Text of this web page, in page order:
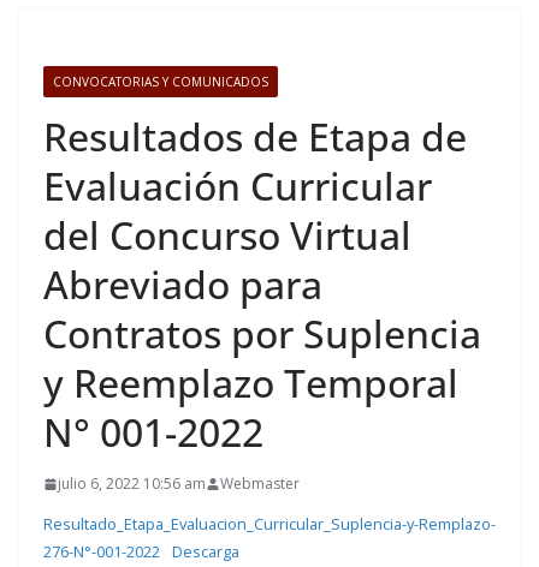
CONVOCATORIAS Y COMUNICADOS
Resultados de Etapa de
Evaluación Curricular
del Concurso Virtual
Abreviado para
Contratos por Suplencia
y Reemplazo Temporal
N° 001-2022
julio 6, 2022 10:56 am Webmaster
Resultado_Etapa_Evaluacion_Curricular_Suplencia-y-Remplazo-
276-N°-001-2022 Descarga